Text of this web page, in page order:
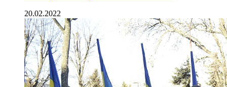
20.02.2022